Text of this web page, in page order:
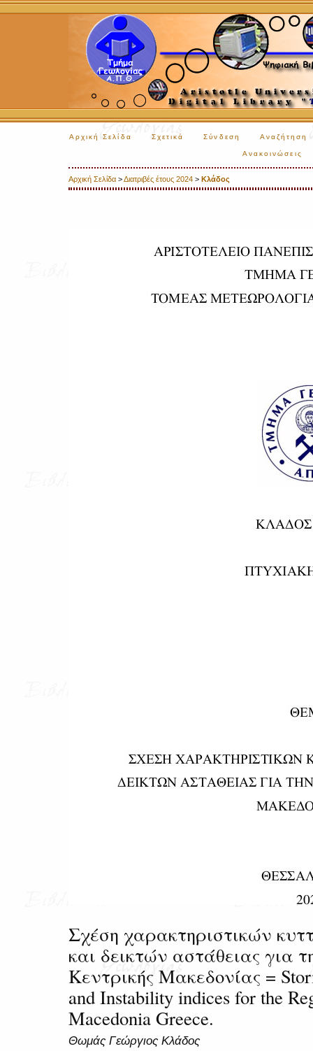
Αρχική Σελίδα Σχετικά Σύνδεση Αναζήτηση
Ανακοινώσεις
Αρχική Σελίδα >Διατριβές έτους 2024 > Κλάδος
Σχέση χαρακτηριστικών
και δεικτών αστάθειας για
Κεντρικής Μακεδονίας =
and Instability indices for the
Macedonia Greece.
Θωμάς Γεώργιος Κλάδος